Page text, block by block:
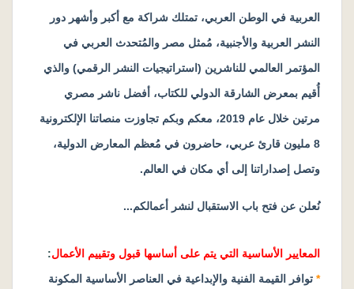
العربية في الوطن العربي، تمتلك شراكة مع أكبر وأشهر دور
النشر العربية والأجنبية، مُمثل مصر والمُتحدث العربي في
المؤتمر العالمي للناشرين (استراتيجيات النشر الرقمي) والذي
أُقيم بمعرض الشارقة الدولي للكتاب، أفضل ناشر مصري
مرتين خلال عام 2019، معكم وبكم تجاوزت منصاتنا الإلكترونية
8 مليون قارئ عربي، حاضرون في مُعظم المعارض الدولية،
وتصل إصداراتنا إلى أي مكان في العالم.
نُعلن عن فتح باب الاستقبال لنشر أعمالكم...
المعايير الأساسية التي يتم على أساسها قبول وتقييم الأعمال:
* توافر القيمة الفنية والإبداعية في العناصر الأساسية المكونة